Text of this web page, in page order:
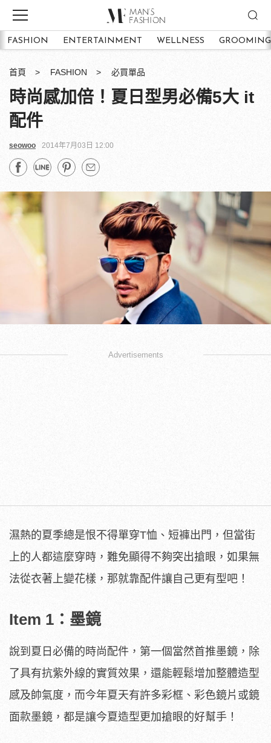
FASHION ENTERTAINMENT WELLNESS GROOMING
首頁 FASHION 必買單品
時尚感加倍！夏日型男必備5大 it
配件
seowoo 2014年7月03日 12:00
Advertisements
濕熱的夏季總是恨不得單穿T恤、短褲出門，但當街
上的人都這麼穿時，難免顯得不夠突出搶眼， 如果無
法從衣著上變花樣， 那就靠配件讓自己更有型吧！
Item 1：墨鏡
說到夏日必備的時尚配件，第一個當然首推墨鏡，除
了具有抗紫外線的實質效果，還能輕鬆增加整體造型
感及帥氣度，而今年夏天有許多彩框、彩色鏡片或鏡
面款墨鏡，都是讓今夏造型更加搶眼的好幫手！